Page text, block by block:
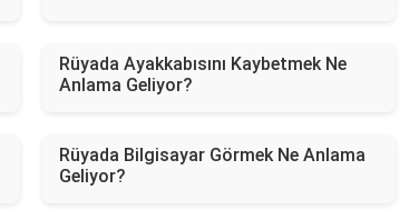
Rüyada Ayakkabısını Kaybetmek Ne
Anlama Geliyor?
Rüyada Bilgisayar Görmek Ne Anlama
Geliyor?